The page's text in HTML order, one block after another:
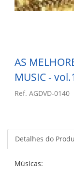
AS
MUSIC -
Ref. AGDVD-0140
Detalhes do
Músicas: